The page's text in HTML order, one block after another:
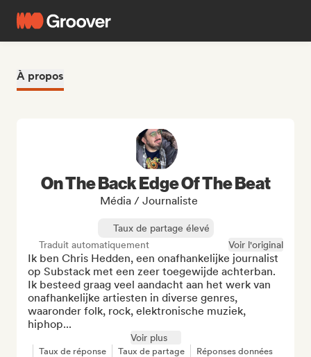
À propos
On The Back Edge Of The Beat
Média / Journaliste
Taux de partage élevé
Traduit automatiquement
Voir l'original
Ik ben Chris Hedden, een onafhankelijke journalist
op Substack met een zeer toegewijde achterban.
Ik besteed graag veel aandacht aan het werk van
onafhankelijke artiesten in diverse genres,
waaronder folk, rock, elektronische muziek,
hiphop...
Voir plus
Taux de réponse Taux de partage Réponses données